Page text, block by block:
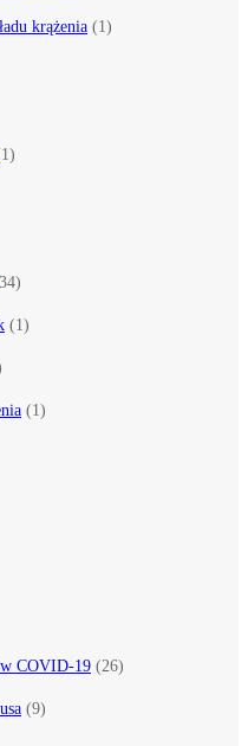
krążenia (1)
(1)
(1)
COVID-19 (26)
(9)